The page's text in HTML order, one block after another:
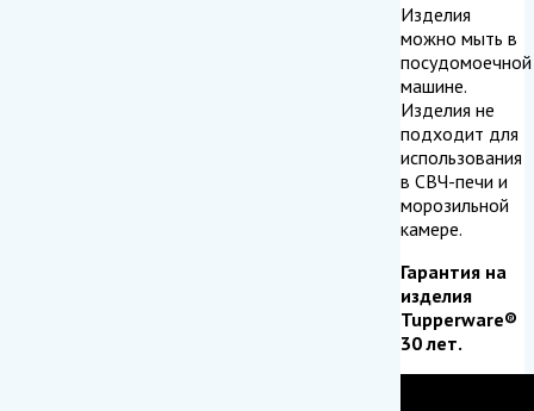
Изделия
можно мыть в
посудомоечной
машине.
Изделия не
подходит для
использования
в СВЧ-печи и
морозильной
камере.
Гарантия на
изделия
Tupperware®
30 лет.